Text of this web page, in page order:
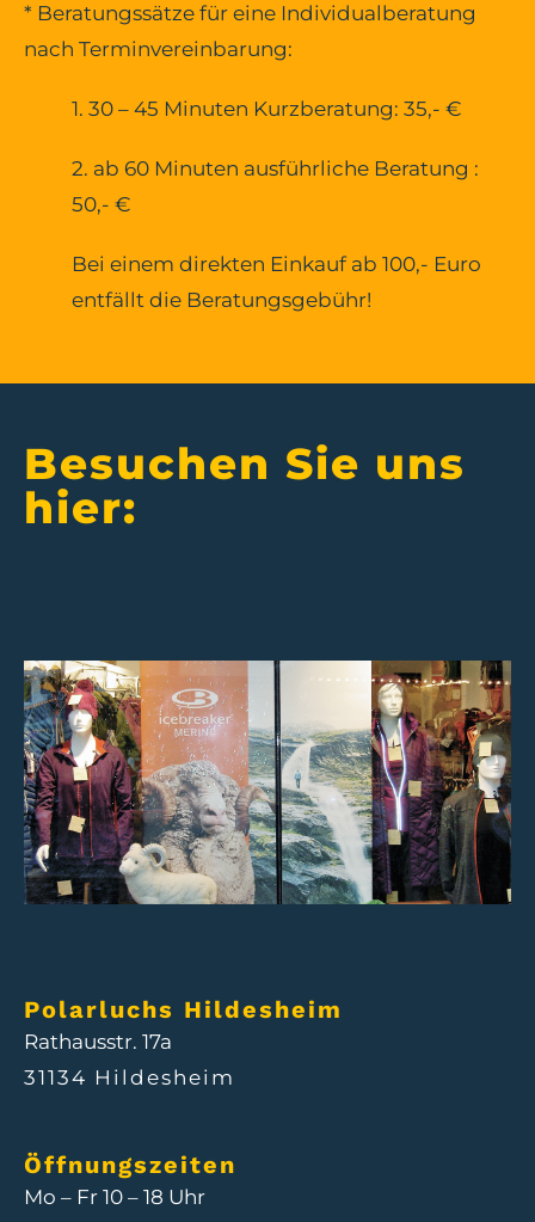
* Beratungssätze für eine Individualberatung
nach Terminvereinbarung:
1. 30 – 45 Minuten Kurzberatung: 35,- €
2. ab 60 Minuten ausführliche Beratung :
50,- €
Bei einem direkten Einkauf ab 100,- Euro
entfällt die Beratungsgebühr!
Besuchen Sie uns
hier:
Polarluchs Hildesheim
Rathausstr. 17a
31134 Hildesheim
Öffnungszeiten
Mo – Fr 10 – 18 Uhr